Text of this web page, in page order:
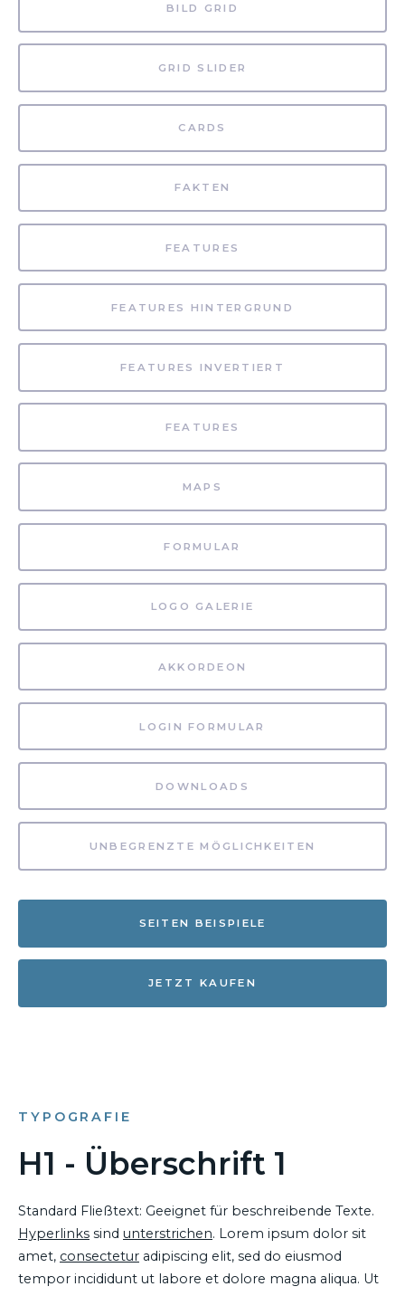
BILD GRID
GRID SLIDER
CARDS
FAKTEN
FEATURES
FEATURES HINTERGRUND
FEATURES INVERTIERT
FEATURES
MAPS
FORMULAR
LOGO GALERIE
AKKORDEON
LOGIN FORMULAR
DOWNLOADS
UNBEGRENZTE MÖGLICHKEITEN
SEITEN BEISPIELE
JETZT KAUFEN
TYPOGRAFIE
H1 - Überschrift 1
Standard Fließtext: Geeignet für beschreibende Texte.
Hyperlinks sind unterstrichen. Lorem ipsum dolor sit
amet, consectetur adipiscing elit, sed do eiusmod
tempor incididunt ut labore et dolore magna aliqua. Ut